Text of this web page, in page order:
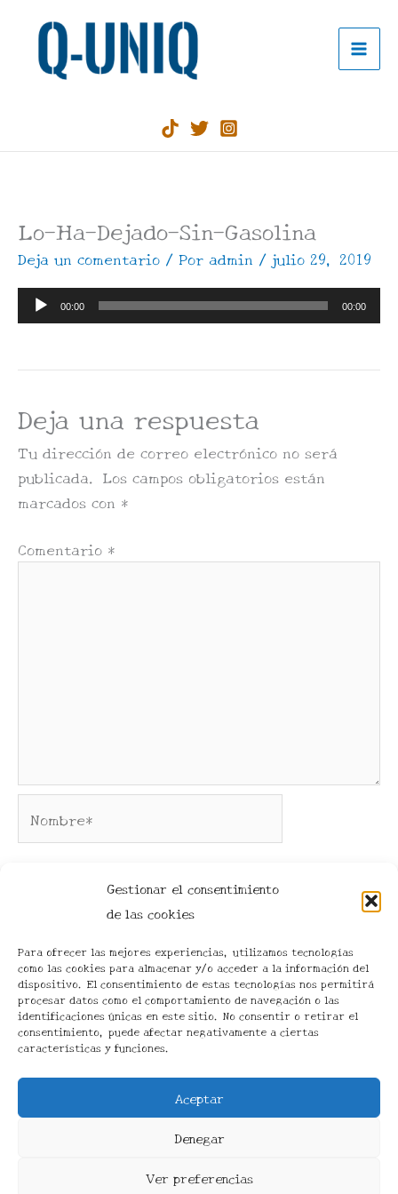
Gestionar el consentimiento
de las cookies
Para ofrecer las mejores experiencias, utilizamos tecnologías
como las cookies para almacenar y/o acceder a la información del
dispositivo. El consentimiento de estas tecnologías nos permitirá
procesar datos como el comportamiento de navegación o las
identificaciones únicas en este sitio. No consentir o retirar el
consentimiento, puede afectar negativamente a ciertas
características y funciones.
Aceptar
Denegar
Ver preferencias
contenido
Lo-Ha-Dejado-Sin-Gasolina
Deja un comentario / Por admin / julio 29, 2019
Reproductor
de
00:00 00:00
Deja una respuesta
Tu dirección de correo electrónico no será
publicada. Los campos obligatorios están
marcados con *
Comentario *
electrónico*
Web
Todos los derechos © 2026 Q-UNIQ | Funciona gracias